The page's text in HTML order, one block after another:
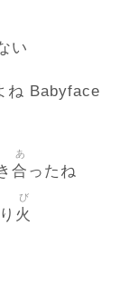
い
ね Babyface
合
あ
ったね
り 火
び